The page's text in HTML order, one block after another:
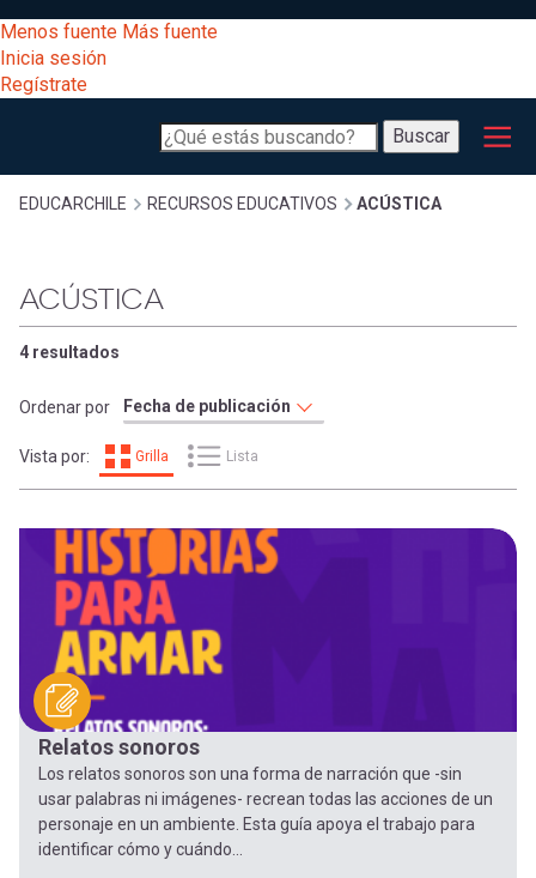
al
contenido
principal
[Educarchile
Escritorio]
Menú
entrar
a
mi
cuenta
Menos fuente Más fuente
Inicia sesión
Regístrate
Buscar
Buscar
Menú
principal
Desarrollo
Expand
Gestión
Comunidad
Expand
Expand
[Educarchile
Mobile]
Menú
entrar
Inicia
sesión
Sobrescribir
enlaces
de
ayuda
a
la
navegación
EDUCARCHILE RECURSOS EDUCATIVOS ACÚSTICA
ACÚSTICA
4 resultados
Ordenar por
Vista por: Grilla Lista
Relatos sonoros
Los relatos sonoros son una forma de narración que -sin
usar palabras ni imágenes- recrean todas las acciones de un
personaje en un ambiente. Esta guía apoya el trabajo para
identificar cómo y cuándo...